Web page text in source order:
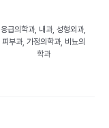
응급의학과, 내과, 성형외과,
피부과, 가정의학과, 비뇨의
학과